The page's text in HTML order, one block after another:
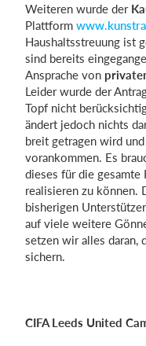
Weiteren wurde der
Plattform
Haushaltsstreuung ist
sind bereits
Ansprache von
Leider wurde der
Topf nicht
ändert jedoch nichts
breit getragen wird
vorankommen. Es
dieses für die
realisieren zu können.
bisherigen
auf viele weitere
setzen wir alles daran,
sichern.
CIFA Leeds United